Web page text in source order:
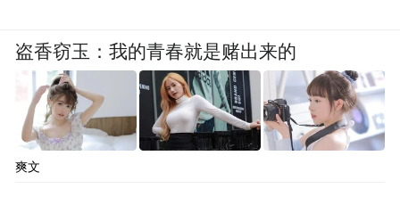
盗香窃玉：我的青春就是赌出来的
爽文